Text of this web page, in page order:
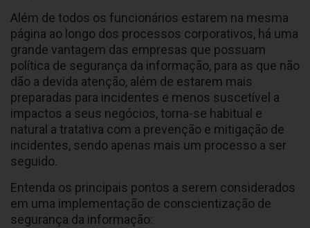
Além de todos os funcionários estarem na mesma
página ao longo dos processos corporativos, há uma
grande vantagem das empresas que possuam
política de segurança da informação, para as que não
dão a devida atenção, além de estarem mais
preparadas para incidentes e menos suscetível a
impactos a seus negócios, torna-se habitual e
natural a tratativa com a prevenção e mitigação de
incidentes, sendo apenas mais um processo a ser
seguido.
Entenda os principais pontos a serem considerados
em uma implementação de conscientização de
segurança da informação: